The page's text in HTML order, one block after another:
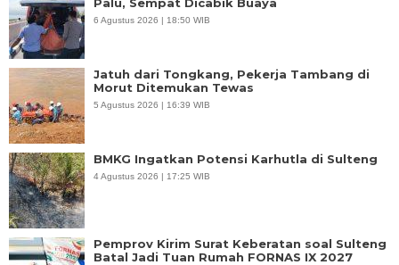
6 Agustus 2026 | 18:50 WIB
Jatuh dari Tongkang, Pekerja Tambang di
Morut Ditemukan Tewas
5 Agustus 2026 | 16:39 WIB
BMKG Ingatkan Potensi Karhutla di Sulteng
4 Agustus 2026 | 17:25 WIB
Pemprov Kirim Surat Keberatan soal Sulteng
Batal Jadi Tuan Rumah FORNAS IX 2027